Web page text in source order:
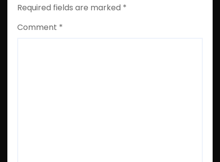
Required fields are marked *
Comment *